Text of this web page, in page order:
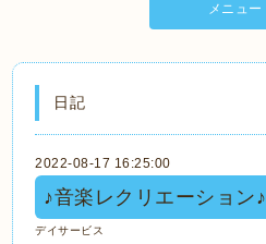
メニュー
日記
2022-08-17 16:25:00
♪音楽レクリエーション♪
デイサービス